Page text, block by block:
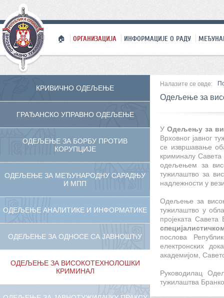
🏠 ОРГАНИЗАЦИЈА ИНФОРМАЦИЈЕ О РАДУ
Налазите се овде:
Одељење за
У Одељењу за
Врховног јавног
се извршавање
криминалу Савета
одељењем за
тужилаштво за
надлежности у
Одељење за
тужилаштво у
пројеката
послова
електронских
академијом,
Руководилац
тужилаштва
КРИВИЧНО ОДЕЉЕЊЕ
ГРАЂАНСКО УПРАВНО ОДЕЉЕЊЕ
ОДЕЉЕЊЕ ЗА БОРБУ ПРОТИВ
КОРУПЦИЈЕ
ОДЕЉЕЊЕ ЗА МЕЂУНАРОДНУ САРАДЊУ
И МПП
ОДЕЉЕЊЕ АНАЛИТИКЕ И ИНФОРМАТИКЕ
ОДЕЉЕЊЕ ЗА ОДНОСЕ СА ЈАВНОШЋУ
ОДЕЉЕЊЕ ЗА ВИСОКОТЕХНОЛОШКИ
КРИМИНАЛ